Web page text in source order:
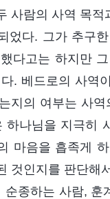
사람의 사역 목
었다. 그가 추구
다고는 하지만
. 베드로의 사역
지의 여부는 사
나님을 지극히
마음을 흡족게
것인지를 판단
종하는 사람,